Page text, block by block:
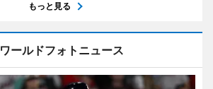
もっと見る
ワールドフォトニュース